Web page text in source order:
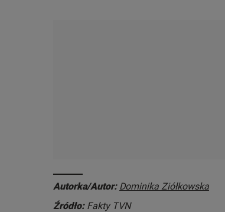
Autorka/Autor: Dominika Ziółkowska
Źródło: Fakty TVN